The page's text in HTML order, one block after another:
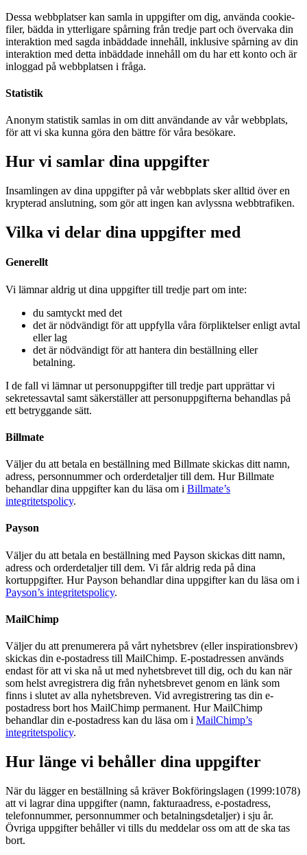
Dessa webbplatser kan samla in uppgifter om dig, använda cookie-
filer, bädda in ytterligare spårning från tredje part och övervaka din
interaktion med sagda inbäddade innehåll, inklusive spårning av din
interaktion med detta inbäddade innehåll om du har ett konto och är
inloggad på webbplatsen i fråga.
Statistik
Anonym statistik samlas in om ditt användande av vår webbplats,
för att vi ska kunna göra den bättre för våra besökare.
Hur vi samlar dina uppgifter
Insamlingen av dina uppgifter på vår webbplats sker alltid över en
krypterad anslutning, som gör att ingen kan avlyssna webbtrafiken.
Vilka vi delar dina uppgifter med
Generellt
Vi lämnar aldrig ut dina uppgifter till tredje part om inte:
du samtyckt med det
det är nödvändigt för att uppfylla våra förpliktelser enligt avtal
eller lag
det är nödvändigt för att hantera din beställning eller
betalning.
I de fall vi lämnar ut personuppgifter till tredje part upprättar vi
sekretessavtal samt säkerställer att personuppgifterna behandlas på
ett betryggande sätt.
Billmate
Väljer du att betala en beställning med Billmate skickas ditt namn,
adress, personnummer och orderdetaljer till dem. Hur Billmate
behandlar dina uppgifter kan du läsa om i Billmate’s
integritetspolicy.
Payson
Väljer du att betala en beställning med Payson skickas ditt namn,
adress och orderdetaljer till dem. Vi får aldrig reda på dina
kortuppgifter. Hur Payson behandlar dina uppgifter kan du läsa om i
Payson’s integritetspolicy.
MailChimp
Väljer du att prenumerera på vårt nyhetsbrev (eller inspirationsbrev)
skickas din e-postadress till MailChimp. E-postadressen används
endast för att vi ska nå ut med nyhetsbrevet till dig, och du kan när
som helst avregistrera dig från nyhetsbrevet genom en länk som
finns i slutet av alla nyhetsbreven. Vid avregistrering tas din e-
postadress bort hos MailChimp permanent. Hur MailChimp
behandlar din e-postadress kan du läsa om i MailChimp’s
integritetspolicy.
Hur länge vi behåller dina uppgifter
När du lägger en beställning så kräver Bokföringslagen (1999:1078)
att vi lagrar dina uppgifter (namn, fakturaadress, e-postadress,
telefonnummer, personnummer och betalningsdetaljer) i sju år.
Övriga uppgifter behåller vi tills du meddelar oss om att de ska tas
bort.